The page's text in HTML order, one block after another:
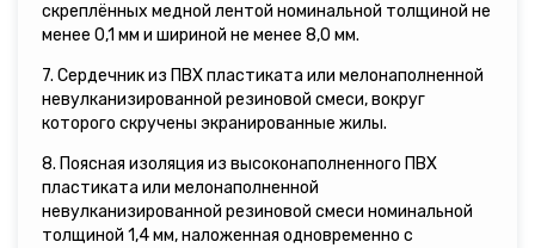
скреплённых медной лентой номинальной толщиной не
менее 0,1 мм и шириной не менее 8,0 мм.
7. Сердечник из ПВХ пластиката или мелонаполненной
невулканизированной резиновой смеси, вокруг
которого скручены экранированные жилы.
8. Поясная изоляция из высоконаполненного ПВХ
пластиката или мелонаполненной
невулканизированной резиновой смеси номинальной
толщиной 1,4 мм, наложенная одновременно с